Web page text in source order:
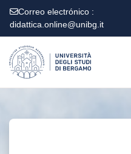
Correo electrónico :
didattica.online@unibg.it